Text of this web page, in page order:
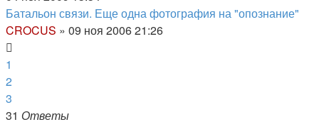
Батальон связи. Еще одна фотография на "опознание"
CROCUS » 09 ноя 2006 21:26
1
2
3
31 Ответы